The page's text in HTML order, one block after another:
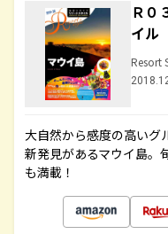
Ｒ
イル
Resort
大自然から感度の高いグ
新発見があるマウイ島。
も満載！